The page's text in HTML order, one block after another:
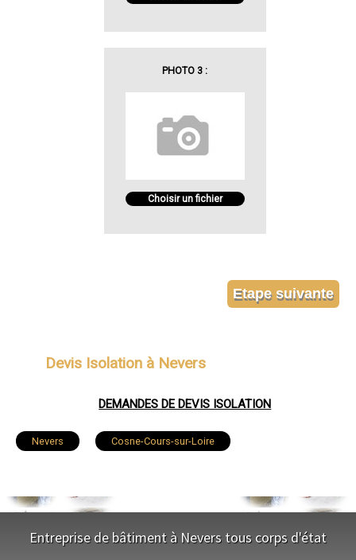
PHOTO 3 :
Choisir un fichier
Devis Isolation à Nevers
DEMANDES DE DEVIS ISOLATION
Nevers Cosne-Cours-sur-Loire
La Charité-sur-Loire Fourchambault
Clamecy
Entreprise de bâtiment à Nevers tous corps d'état